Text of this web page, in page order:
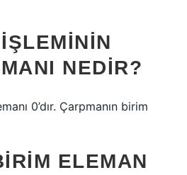
NEDIR?
0’dır. Çarpmanın birim
ELEMAN